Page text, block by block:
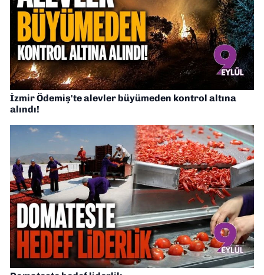
İzmir Ödemiş'te alevler büyümeden kontrol altına
alındı!